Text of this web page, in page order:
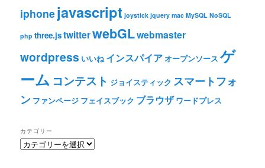
iphonejavascript joystick jquery mac MySQL NoSQL
php three.jstwitterwebGLwebmaster
wordpress いいね インスパイアオープンソース ゲ
ーム コンテスト ジョイスティック スマートフォ
ン ファンページ フェイスブック ブラウザ ワードプレス
カテゴリー
カ